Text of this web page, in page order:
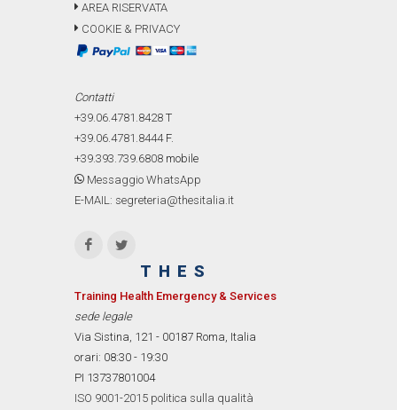
AREA RISERVATA
COOKIE & PRIVACY
Contatti
+39.06.4781.8428 T
+39.06.4781.8444F.
+39.393.739.6808 mobile
Messaggio WhatsApp
E-MAIL: segreteria@thesitalia.it
THES
Training Health Emergency & Services
sede legale
Via Sistina, 121 - 00187 Roma, Italia
orari: 08:30 - 19:30
PI 13737801004
ISO 9001-2015 politica sulla qualità